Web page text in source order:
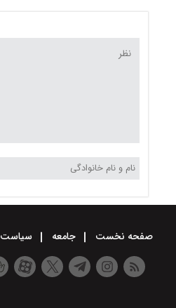
صفحه نخست جامعه سیاست